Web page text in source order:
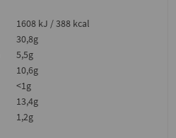
1608 kJ / 388 kcal
30,8g
5,5g
10,6g
<1g
13,4g
1,2g